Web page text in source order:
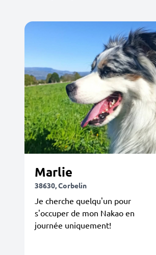
Marlie
38630, Corbelin
Je cherche quelqu'un pour
s'occuper de mon Nakao en
journée uniquement!